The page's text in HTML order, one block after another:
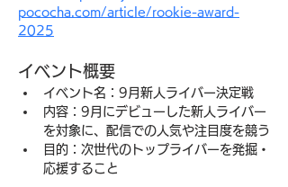
pococha.com/article/rookie-award-
2025
イベント概要
イベント名：9月新人ライバー決定戦
内容：9月にデビューした新人ライバー
を対象に、配信での人気や注目度を競う
目的：次世代のトップライバーを発掘・
応援すること